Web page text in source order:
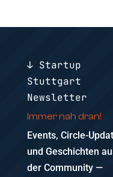
↓ Startup
Stuttgart
Newsletter
Immer nah dran!
Events, Circle-
und Geschichten
der Community —